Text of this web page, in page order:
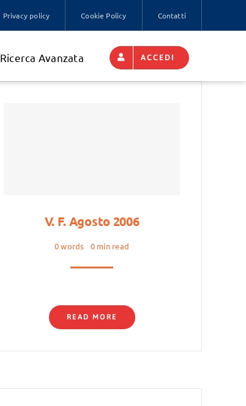
Privacy policy Cookie Policy Contatti
Ricerca Avanzata ACCEDI
V. F. Agosto 2006
0 words 0 min read
READ MORE